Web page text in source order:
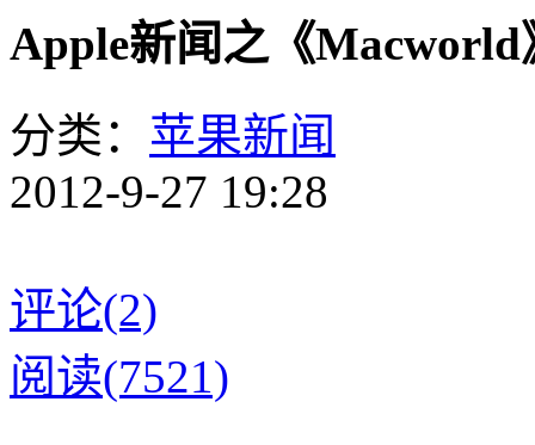
Apple新闻之《
分类： 苹果新闻
2012-9-27 19:28
评论(2)
阅读(7521)